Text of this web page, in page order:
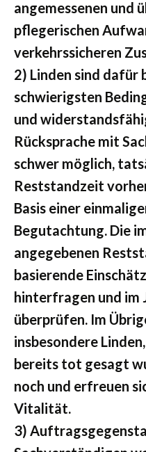
angemessenen und
pflegerischen
verkehrssicheren
2) Linden sind dafür
schwierigsten
und
Rücksprache mit
schwer möglich,
Reststandzeit
Basis einer
Begutachtung. Die
angegebenen
basierende
hinterfragen und im
überprüfen. Im
insbesondere
bereits tot gesagt
noch und erfreuen
Vitalität.
3)